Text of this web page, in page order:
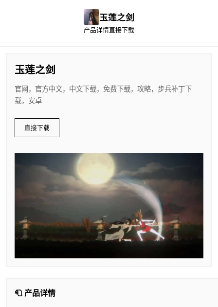
玉莲之剑
产品详情直接下载
玉莲之剑
官网，官方中文，中文下载，免费下载，攻略，步兵补丁下
载，安卓
直接下载
🧻 产品详情